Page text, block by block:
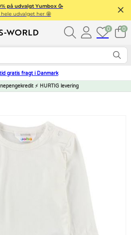
på udvalgt Yumbox 🥳
hele udvalget her 🤩
0 0
gratis fragt i Danmark
⚡ HURTIG levering